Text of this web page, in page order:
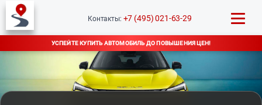
Контакты: +7 (495) 021-63-29
УСПЕЙТЕ КУПИТЬ АВТОМОБИЛЬ ДО ПОВЫШЕНИЯ ЦЕН!